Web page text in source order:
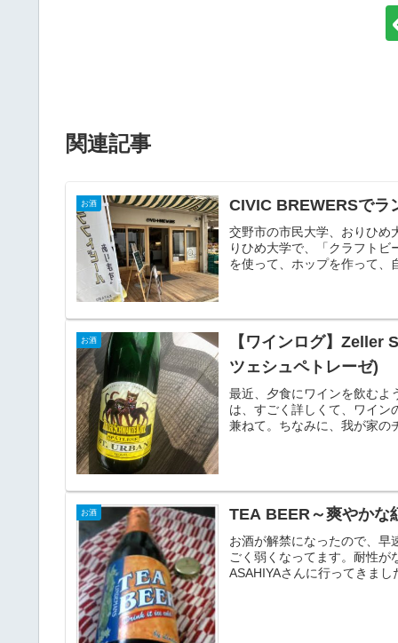
関連記事
お酒 CIVIC BREWERSでラ
交野市の市民大学、おりひめ
りひめ大学で、「クラフト
を使って、ホップを作って、
お酒
【ワインログ】Zeller
ツェシュペトレーゼ)
最近、夕食にワインを飲むよ
は、すごく詳しくて、ワイン
兼ねて。ちなみに、我が家の
お酒 TEA BEER～爽やかな
お酒が解禁になったので、早
ごく弱くなってます。耐性
ASAHIYAさんに行ってきま